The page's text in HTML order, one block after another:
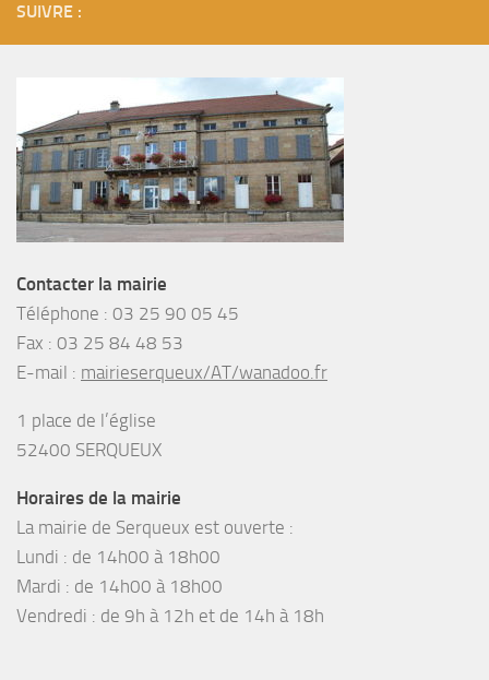
SUIVRE :
Contacter la mairie
Téléphone : 03 25 90 05 45
Fax : 03 25 84 48 53
E-mail : mairieserqueux/AT/wanadoo.fr
1 place de l’église
52400 SERQUEUX
Horaires de la mairie
La mairie de Serqueux est ouverte :
Lundi : de 14h00 à 18h00
Mardi : de 14h00 à 18h00
Vendredi : de 9h à 12h et de 14h à 18h